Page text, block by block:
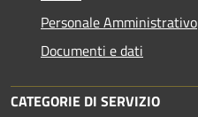
Personale Amministrativo
Documenti e dati
CATEGORIE DI SERVIZIO